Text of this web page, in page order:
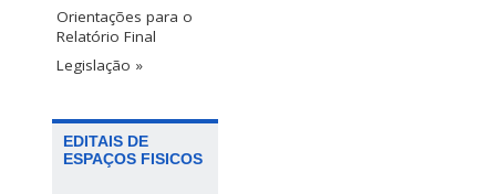
Orientações para o
Relatório Final
Legislação »
EDITAIS DE
ESPAÇOS FISICOS